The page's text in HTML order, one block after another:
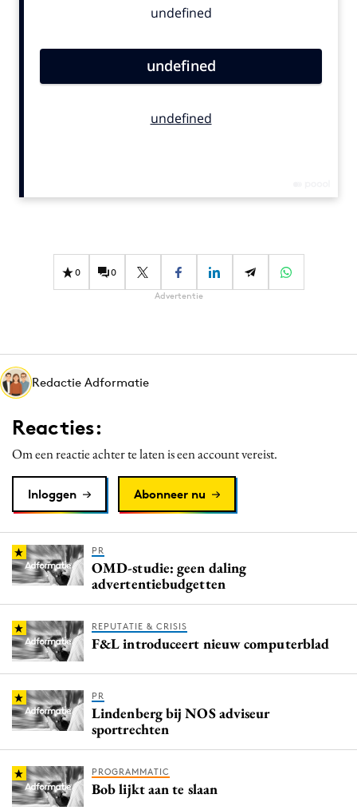
Contentmarketing
Effectiviteit
Gedragsverandering
Martech
Media
Merkstrategie
PR
Programmatic
Reputatie & crisis
0 0
Advertentie
Redactie Adformatie
Reacties:
Om een reactie achter te laten is een account vereist.
Inloggen Abonneer nu
PR
OMD-studie: geen daling
advertentiebudgetten
REPUTATIE & CRISIS
F&L introduceert nieuw computerblad
PR
Lindenberg bij NOS adviseur
sportrechten
PROGRAMMATIC
Bob lijkt aan te slaan